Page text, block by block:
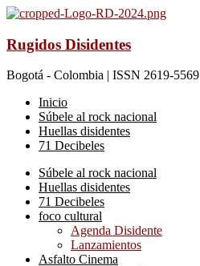
Rugidos Disidentes
Bogotá - Colombia | ISSN 2619-5569
Inicio
Súbele al rock nacional
Huellas disidentes
71 Decibeles
Súbele al rock nacional
Huellas disidentes
71 Decibeles
foco cultural
Agenda Disidente
Lanzamientos
Asfalto Cinema